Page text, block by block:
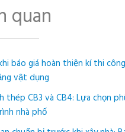
quan
báo giá hoàn thiện kí thi
vật dụng
thép CB3 và CB4: Lựa chọn
nhà phố